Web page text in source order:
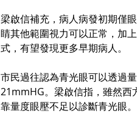
梁啟信補充，病人病發初期僅
睛其他範圍視力可以正常，加
式，有望發現更多早期病人。
市民過往認為青光眼可以透過
21mmHG。梁啟信指，雖然西
靠量度眼壓不足以診斷青光眼。